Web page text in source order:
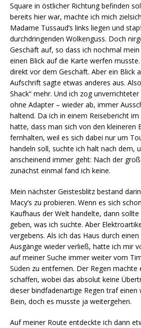
Square in östlicher Richtung befinden
bereits hier war, machte ich mich
Madame Tussaud’s links liegen und
durchdringenden Wolkenguss. Doch
Geschäft auf, so dass ich nochmal
einen Blick auf die Karte werfen
direkt vor dem Geschäft. Aber ein Blick
Aufschrift sagte etwas anderes aus.
Shack“ mehr. Und ich zog
ohne Adapter – wieder ab, immer
haltend. Da ich in einem Reisebericht
hatte, dass man sich von den kleineren
fernhalten, weil es sich dabei nur um
handeln soll, suchte ich halt nach dem,
anscheinend immer geht: Nach der
zunächst einmal fand ich keine.
Mein nächster Geistesblitz bestand
Macy’s zu probieren. Wenn es sich
Kaufhaus der Welt handelte, dann
geben, was ich suchte. Aber
vergebens. Als ich das Haus durch
Ausgänge wieder verließ, hatte ich mir
auf meiner Suche immer weiter vom
Süden zu entfernen. Der Regen machte
schaffen, wobei das absolut keine
dieser bindfadenartige Regen traf einen
Bein, doch es musste ja weitergehen.
Auf meiner Route entdeckte ich dann